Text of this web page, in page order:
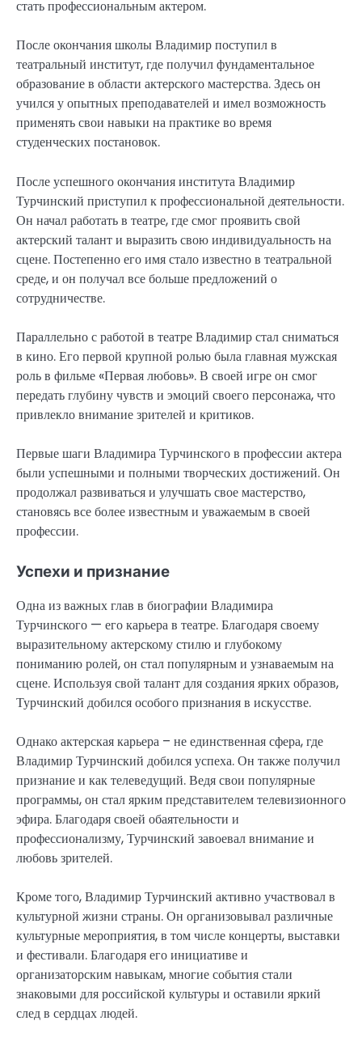
стать профессиональным актером.
После окончания школы Владимир поступил в
театральный институт, где получил фундаментальное
образование в области актерского мастерства. Здесь он
учился у опытных преподавателей и имел возможность
применять свои навыки на практике во время
студенческих постановок.
После успешного окончания института Владимир
Турчинский приступил к профессиональной деятельности.
Он начал работать в театре, где смог проявить свой
актерский талант и выразить свою индивидуальность на
сцене. Постепенно его имя стало известно в театральной
среде, и он получал все больше предложений о
сотрудничестве.
Параллельно с работой в театре Владимир стал сниматься
в кино. Его первой крупной ролью была главная мужская
роль в фильме «Первая любовь». В своей игре он смог
передать глубину чувств и эмоций своего персонажа, что
привлекло внимание зрителей и критиков.
Первые шаги Владимира Турчинского в профессии актера
были успешными и полными творческих достижений. Он
продолжал развиваться и улучшать свое мастерство,
становясь все более известным и уважаемым в своей
профессии.
Успехи и признание
Одна из важных глав в биографии Владимира
Турчинского — его карьера в театре. Благодаря своему
выразительному актерскому стилю и глубокому
пониманию ролей, он стал популярным и узнаваемым на
сцене. Используя свой талант для создания ярких образов,
Турчинский добился особого признания в искусстве.
Однако актерская карьера – не единственная сфера, где
Владимир Турчинский добился успеха. Он также получил
признание и как телеведущий. Ведя свои популярные
программы, он стал ярким представителем телевизионного
эфира. Благодаря своей обаятельности и
профессионализму, Турчинский завоевал внимание и
любовь зрителей.
Кроме того, Владимир Турчинский активно участвовал в
культурной жизни страны. Он организовывал различные
культурные мероприятия, в том числе концерты, выставки
и фестивали. Благодаря его инициативе и
организаторским навыкам, многие события стали
знаковыми для российской культуры и оставили яркий
след в сердцах людей.